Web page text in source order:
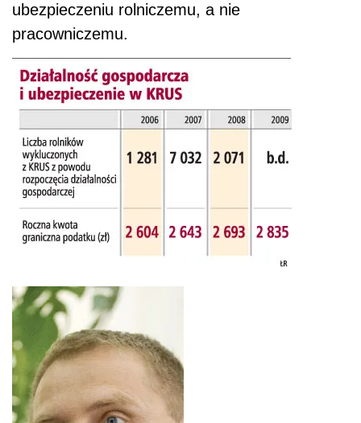
ubezpieczeniu rolniczemu, a nie
pracowniczemu.